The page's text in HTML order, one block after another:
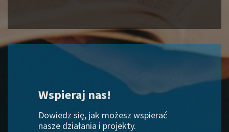
Wspieraj nas!
Dowiedz się, jak możesz wspierać
nasze działania i projekty.